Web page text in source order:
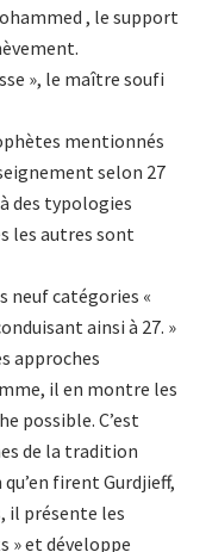
, le support
», le maître soufi
mentionnés
selon 27
des typologies
les autres sont
neuf catégories «
ainsi à 27. »
approches
il en montre les
possible. C’est
de la tradition
firent Gurdjieff,
il présente les
» et développe